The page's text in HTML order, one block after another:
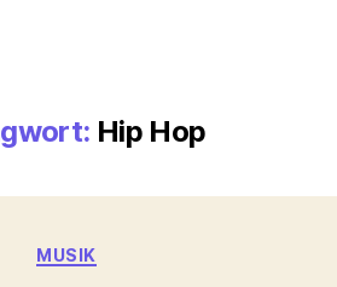
Hip Hop
Kategorien
MUSIK